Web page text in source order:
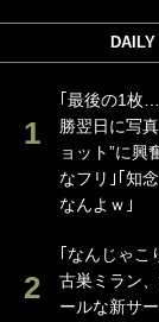
DAILY
｢最後の1枚
勝翌日に写
ョット”に興
なフリ｣｢知
なんよｗ｣
｢なんじゃ
古巣ミラン
ールな新サ